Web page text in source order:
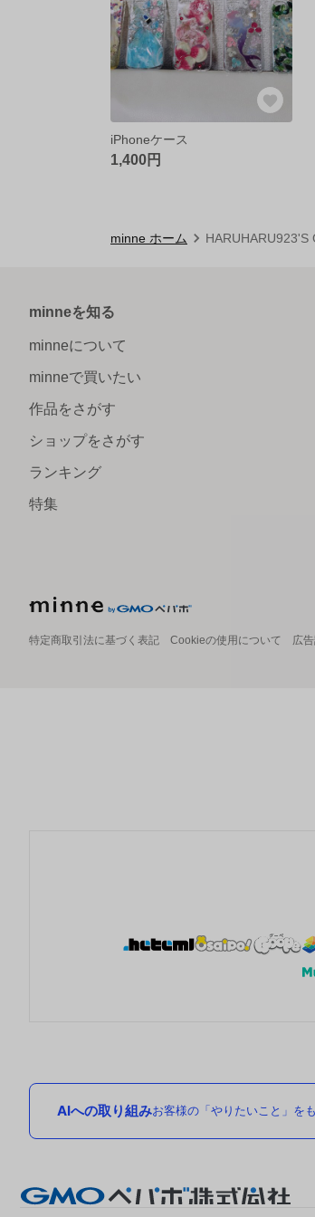
iPhoneケース
1,400円
minne ホーム HARUHARU923'S
minneを知る
minneについて
minneで買いたい
作品をさがす
ショップをさがす
ランキング
特集
特定商取引法に基づく表記 Cookieの使用について 広
AIへの取り組みお客様の「やりたいこと」を